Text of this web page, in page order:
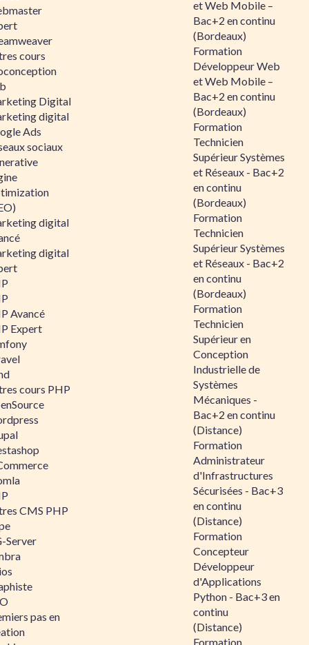
cours
Digital
digital
Ads
sociaux
digital
digital
Avancé
Expert
cours PHP
CMS PHP
Server
pas en
et Web Mobile –
Bac+2 en continu
(Bordeaux)
Formation
Développeur Web
et Web Mobile –
Bac+2 en continu
(Bordeaux)
Formation
Technicien
Supérieur Systèmes
et Réseaux - Bac+2
en continu
(Bordeaux)
Formation
Technicien
Supérieur Systèmes
et Réseaux - Bac+2
en continu
(Bordeaux)
Formation
Technicien
Supérieur en
Conception
Industrielle de
Systèmes
Mécaniques -
Bac+2 en continu
(Distance)
Formation
Administrateur
d'Infrastructures
Sécurisées - Bac+3
en continu
(Distance)
Formation
Concepteur
Développeur
d'Applications
Python - Bac+3 en
continu
(Distance)
Formation